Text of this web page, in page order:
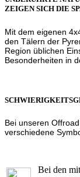
ZEIGEN SICH DIE
Mit dem eigenen
den Tälern der
Region üblichen
Besonderheiten in
Bei unseren
verschiedene
Bei den